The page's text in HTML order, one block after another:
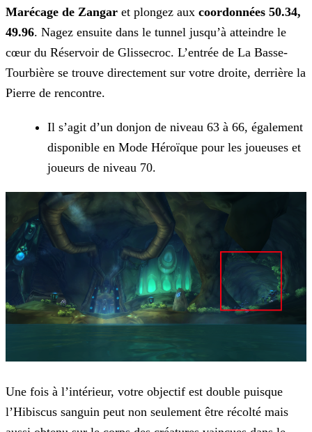
Marécage de Zangar et plongez aux coordonnées 50.34,
49.96. Nagez ensuite dans le tunnel jusqu’à atteindre le
cœur du Réservoir de Glissecroc. L’entrée de La Basse-
Tourbière se trouve directement sur votre droite, derrière la
Pierre de rencontre.
Il s’agit d’un donjon de niveau 63 à 66, également
disponible en Mode Héroïque pour les joueuses et
joueurs de niveau 70.
Une fois à l’intérieur, votre objectif est double puisque
l’Hibiscus sanguin peut non seulement être récolté mais